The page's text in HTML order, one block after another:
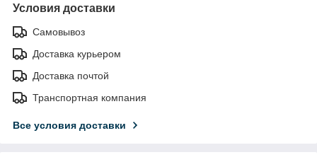
Условия доставки
Самовывоз
Доставка курьером
Доставка почтой
Транспортная компания
Все условия доставки